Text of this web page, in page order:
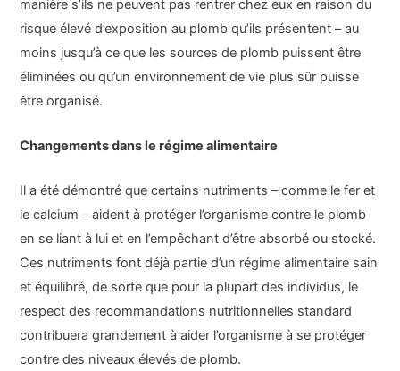
manière s’ils ne peuvent pas rentrer chez eux en raison du
risque élevé d’exposition au plomb qu’ils présentent – au
moins jusqu’à ce que les sources de plomb puissent être
éliminées ou qu’un environnement de vie plus sûr puisse
être organisé.
Changements dans le régime alimentaire
Il a été démontré que certains nutriments – comme le fer et
le calcium – aident à protéger l’organisme contre le plomb
en se liant à lui et en l’empêchant d’être absorbé ou stocké.
Ces nutriments font déjà partie d’un régime alimentaire sain
et équilibré, de sorte que pour la plupart des individus, le
respect des recommandations nutritionnelles standard
contribuera grandement à aider l’organisme à se protéger
contre des niveaux élevés de plomb.